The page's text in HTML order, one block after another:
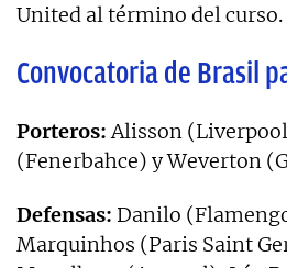
United al término del curso.
Convocatoria de Brasil
Porteros:Alisson
(Fenerbahce) y Weverton
Defensas: Danilo
Marquinhos (Paris Saint